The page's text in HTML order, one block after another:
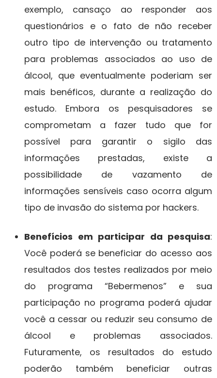
exemplo, cansaço ao responder aos
questionários e o fato de não receber
outro tipo de intervenção ou tratamento
para problemas associados ao uso de
álcool, que eventualmente poderiam ser
mais benéficos, durante a realização do
estudo. Embora os pesquisadores se
comprometam a fazer tudo que for
possível para garantir o sigilo das
informações prestadas, existe a
possibilidade de vazamento de
informações sensíveis caso ocorra algum
tipo de invasão do sistema por hackers.
Benefícios em participar da pesquisa:
Você poderá se beneficiar do acesso aos
resultados dos testes realizados por meio
do programa “Bebermenos” e sua
participação no programa poderá ajudar
você a cessar ou reduzir seu consumo de
álcool e problemas associados.
Futuramente, os resultados do estudo
poderão também beneficiar outras